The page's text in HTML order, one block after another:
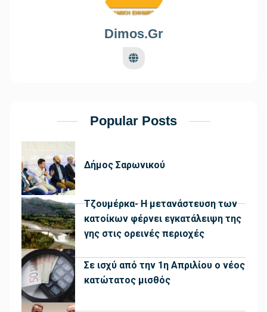
Dimos.gr
Popular Posts
Δήμος Σαρωνικού
Τζουμέρκα- Η μετανάστευση των
κατοίκων φέρνει εγκατάλειψη της
γης στις ορεινές περιοχές
Σε ισχύ από την 1η Απριλίου ο νέος
κατώτατος μισθός